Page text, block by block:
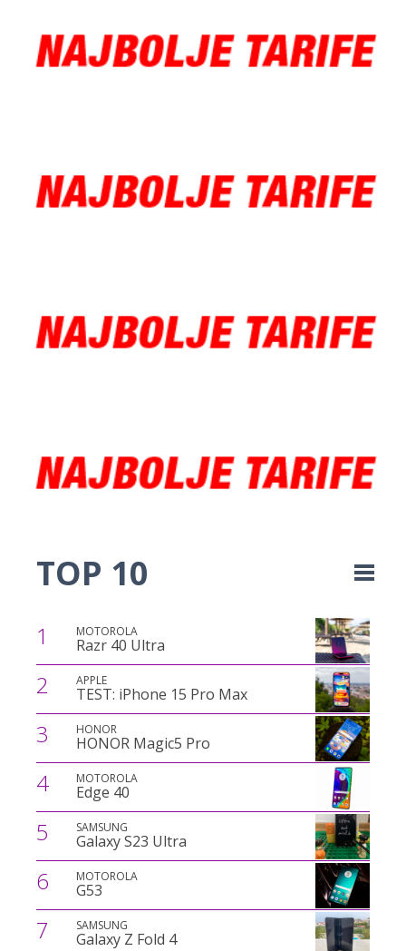
TOP 10
1 MOTOROLA
Razr 40 Ultra
2 APPLE
TEST: iPhone 15 Pro Max
3 HONOR
HONOR Magic5 Pro
4 MOTOROLA
Edge 40
5 SAMSUNG
Galaxy S23 Ultra
6 MOTOROLA
G53
7 SAMSUNG
Galaxy Z Fold 4